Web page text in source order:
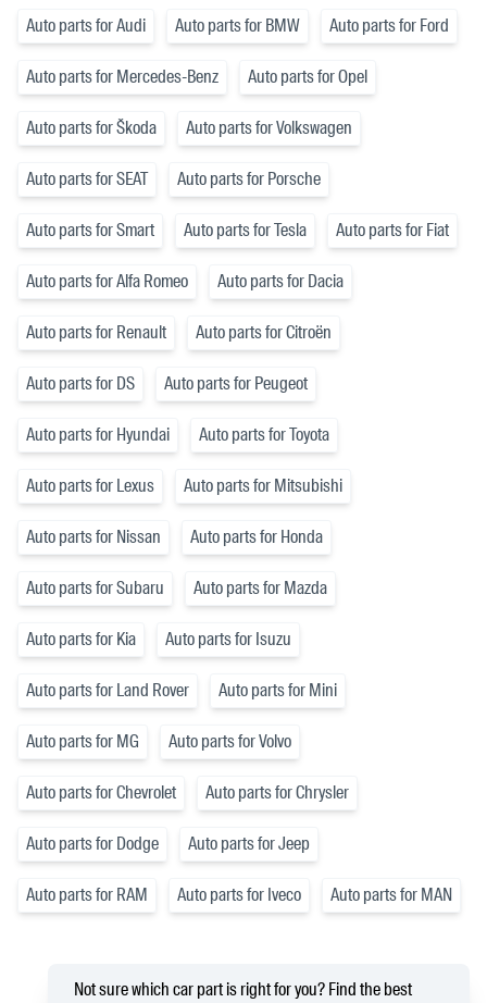
Auto parts for Audi Auto parts for BMW Auto parts for Ford
Auto parts for Mercedes-Benz Auto parts for Opel
Auto parts for Škoda Auto parts for Volkswagen
Auto parts for SEAT Auto parts for Porsche
Auto parts for Smart Auto parts for Tesla Auto parts for Fiat
Auto parts for Alfa Romeo Auto parts for Dacia
Auto parts for Renault Auto parts for Citroën
Auto parts for DS Auto parts for Peugeot
Auto parts for Hyundai Auto parts for Toyota
Auto parts for Lexus Auto parts for Mitsubishi
Auto parts for Nissan Auto parts for Honda
Auto parts for Subaru Auto parts for Mazda
Auto parts for Kia Auto parts for Isuzu
Auto parts for Land Rover Auto parts for Mini
Auto parts for MG Auto parts for Volvo
Auto parts for Chevrolet Auto parts for Chrysler
Auto parts for Dodge Auto parts for Jeep
Auto parts for RAM Auto parts for Iveco Auto parts for MAN
Not sure which car part is right for you? Find the best